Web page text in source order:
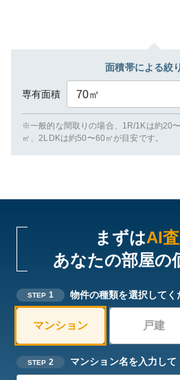
面積帯による絞
専有面積 70㎡
※一般的な間取りの場合、1R/1Kは約20
㎡、2LDKは約50〜60㎡が目安です。
まずはAI
あなたの部屋の
STEP 1 物件の種類を選択してく
マンション 戸建
STEP 2 マンション名を入力して